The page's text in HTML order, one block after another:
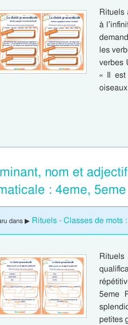
Rituels
à
les
verbes
« Il
nom et
: 4eme,
dans ▶ Rituels - Classes de mots
Rituels
5eme
petites